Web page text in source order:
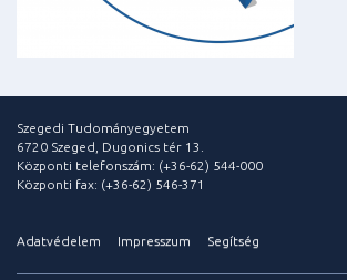
Szegedi Tudományegyetem
6720 Szeged, Dugonics tér 13.
Központi telefonszám: (+36-62) 544-000
Központi fax: (+36-62) 546-371
Adatvédelem Impresszum Segítség